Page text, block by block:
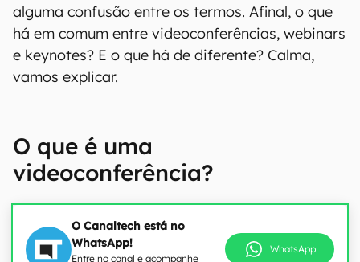
alguma confusão entre os termos. Afinal, o que
há em comum entre videoconferências, webinars
e keynotes? E o que há de diferente? Calma,
vamos explicar.
O que é uma
videoconferência?
O Canaltech está no
WhatsApp!
Entre no canal e acompanhe
WhatsApp